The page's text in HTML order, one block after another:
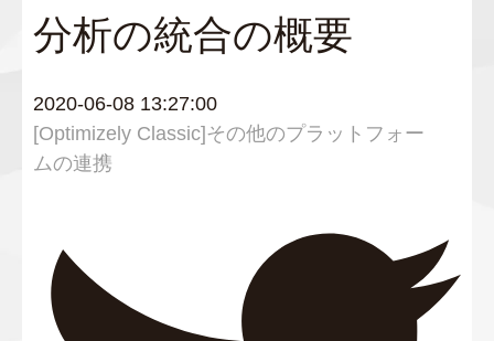
分析の統合の概要
2020-06-08 13:27:00
[Optimizely Classic]その他のプラットフォー
ムの連携